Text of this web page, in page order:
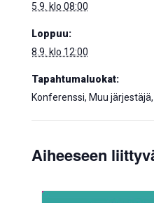
5.9. klo 08:00
Loppuu:
8.9. klo 12:00
Tapahtumaluokat:
Konferenssi, Muu
Aiheeseen